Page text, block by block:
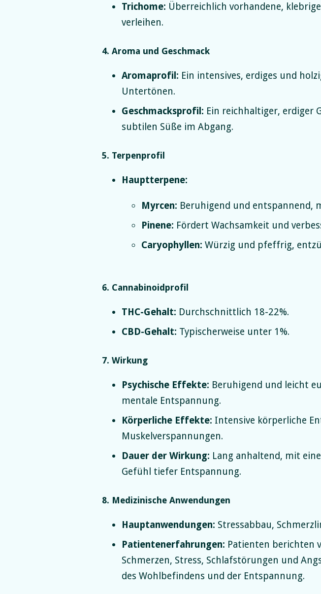
Trichome: Überreichlich vorhandene,
verleihen.
4. Aroma und Geschmack
Aromaprofil: Ein intensives, erdiges und
Untertönen.
Geschmacksprofil: Ein reichhaltiger, erdiger
subtilen Süße im Abgang.
5. Terpenprofil
Hauptterpene:
Myrcen: Beruhigend und entspannend,
Pinene: Fördert Wachsamkeit und
Caryophyllen: Würzig und pfeffrig,
6. Cannabinoidprofil
THC-Gehalt: Durchschnittlich 18-22%.
CBD-Gehalt: Typischerweise unter 1%.
7. Wirkung
Psychische Effekte: Beruhigend und leicht
mentale Entspannung.
Körperliche Effekte: Intensive körperliche
Muskelverspannungen.
Dauer der Wirkung: Lang anhaltend, mit
Gefühl tiefer Entspannung.
8. Medizinische Anwendungen
Hauptanwendungen: Stressabbau,
Patientenerfahrungen: Patienten berichten
Schmerzen, Stress, Schlafstörungen und
des Wohlbefindens und der Entspannung.